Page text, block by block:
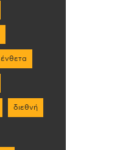
ένθετα
διεθνή